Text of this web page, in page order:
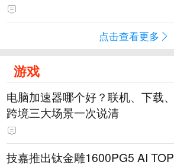
点击查看更多
游戏
电脑加速器哪个好？联机、下载、
跨境三大场景一次说清
技嘉推出钛金雕1600PG5 AI TOP